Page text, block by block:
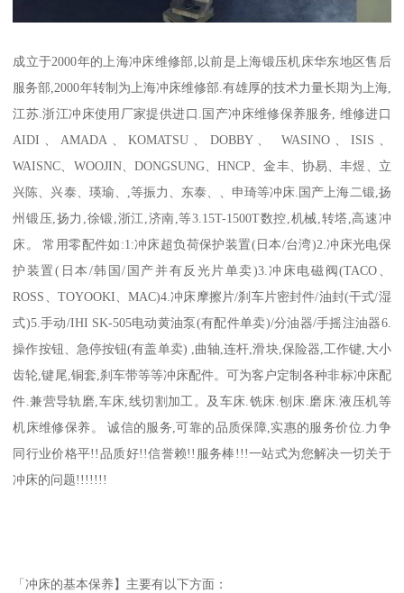
成立于2000年的上海冲床维修部,以前是上海锻压机床华东地区售后
服务部,2000年转制为上海冲床维修部.有雄厚的技术力量长期为上海,
江苏.浙江冲床使用厂家提供进口.国产冲床维修保养服务, 维修进口
AIDI、AMADA、KOMATSU、DOBBY、 WASINO、ISIS、
WAISNC、WOOJIN、DONGSUNG、HNCP、金丰、协易、丰煜、立
兴陈、兴泰、瑛瑜、,等振力、东泰、、申琦等冲床.国产上海二锻,扬
州锻压,扬力,徐锻,浙江,济南,等3.15T-1500T数控,机械,转塔,高速冲
床。 常用零配件如:1:冲床超负荷保护装置(日本/台湾)2.冲床光电保
护装置(日本/韩国/国产并有反光片单卖)3.冲床电磁阀(TACO、
ROSS、TOYOOKI、MAC)4.冲床摩擦片/刹车片密封件/油封(干式/湿
式)5.手动/IHI SK-505电动黄油泵(有配件单卖)/分油器/手摇注油器6.
操作按钮、急停按钮(有盖单卖) ,曲轴,连杆,滑块,保险器,工作键,大小
齿轮,键尾,铜套,刹车带等等冲床配件。可为客户定制各种非标冲床配
件.兼营导轨磨,车床,线切割加工。及车床.铣床.刨床.磨床.液压机等
机床维修保养。 诚信的服务,可靠的品质保障,实惠的服务价位.力争
同行业价格平!!品质好!!信誉赖!!服务棒!!!一站式为您解决一切关于
冲床的问题!!!!!!!
「冲床的基本保养】主要有以下方面：